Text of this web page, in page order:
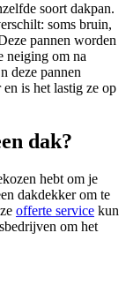
soort dakpan.
soms bruin,
pannen worden
neiging om na
deze pannen
is het lastig ze op
dak?
hebt om je
dakdekker om te
offerte service kun
om het